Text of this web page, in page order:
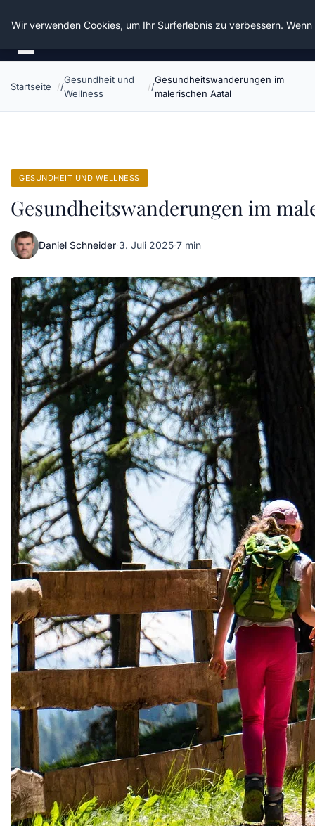
Die Schnitter
Startseite
Gesundheit und
Wellness
Gesundheitswanderungen im
malerischen Aatal
GESUNDHEIT UND WELLNESS
Gesundheitswanderungen im
Daniel Schneider·3. Juli 2025·7 min
Wir verwenden Cookies, um Ihr Surferlebnis zu verbessern.